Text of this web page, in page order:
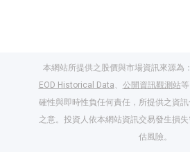
本網站所提供之股價與市場資訊來源為：
EOD Historical Data、 公開資訊觀測站
確性與即時性負任何責任，所提供之資
之意。投資人依本網站資訊交易發生損
估風險。